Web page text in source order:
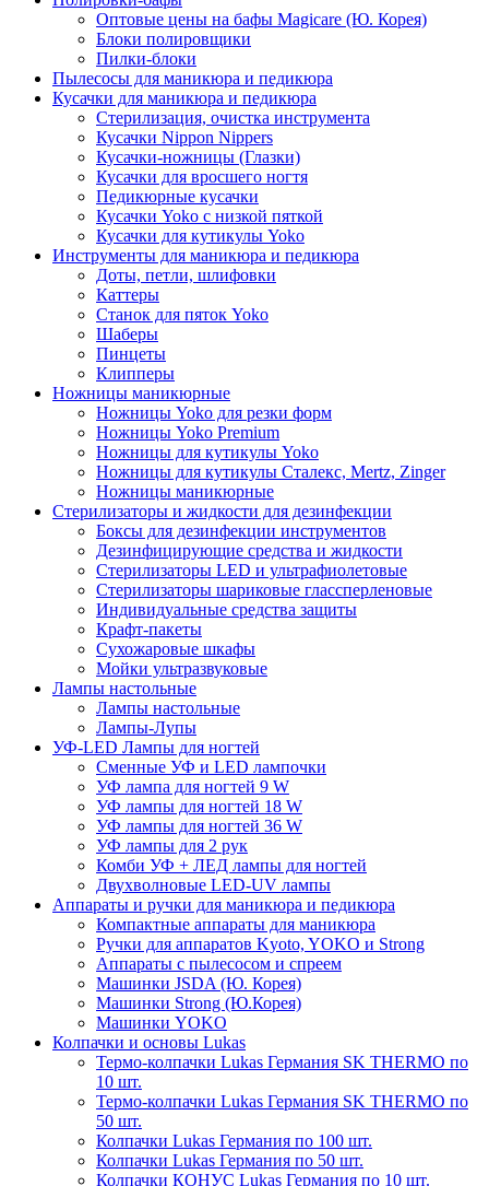
Оптовые цены на бафы Magicare (Ю. Корея)
Блоки полировщики
Пилки-блоки
Пылесосы для маникюра и педикюра
Кусачки для маникюра и педикюра
Стерилизация, очистка инструмента
Кусачки Nippon Nippers
Кусачки-ножницы (Глазки)
Кусачки для вросшего ногтя
Педикюрные кусачки
Кусачки Yoko с низкой пяткой
Кусачки для кутикулы Yoko
Инструменты для маникюра и педикюра
Доты, петли, шлифовки
Каттеры
Станок для пяток Yoko
Шаберы
Пинцеты
Клипперы
Ножницы маникюрные
Ножницы Yoko для резки форм
Ножницы Yoko Premium
Ножницы для кутикулы Yoko
Ножницы для кутикулы Сталекс, Mertz, Zinger
Ножницы маникюрные
Стерилизаторы и жидкости для дезинфекции
Боксы для дезинфекции инструментов
Дезинфицирующие средства и жидкости
Стерилизаторы LED и ультрафиолетовые
Стерилизаторы шариковые глассперленовые
Индивидуальные средства защиты
Крафт-пакеты
Сухожаровые шкафы
Мойки ультразвуковые
Лампы настольные
Лампы настольные
Лампы-Лупы
УФ-LED Лампы для ногтей
Сменные УФ и LED лампочки
УФ лампа для ногтей 9 W
УФ лампы для ногтей 18 W
УФ лампы для ногтей 36 W
УФ лампы для 2 рук
Комби УФ + ЛЕД лампы для ногтей
Двухволновые LED-UV лампы
Аппараты и ручки для маникюра и педикюра
Компактные аппараты для маникюра
Ручки для аппаратов Kyoto, YOKO и Strong
Аппараты с пылесосом и спреем
Машинки JSDA (Ю. Корея)
Машинки Strong (Ю.Корея)
Машинки YOKO
Колпачки и основы Lukas
Термо-колпачки Lukas Германия SK THERMO по
10 шт.
Термо-колпачки Lukas Германия SK THERMO по
50 шт.
Колпачки Lukas Германия по 100 шт.
Колпачки Lukas Германия по 50 шт.
Колпачки КОНУС Lukas Германия по 10 шт.